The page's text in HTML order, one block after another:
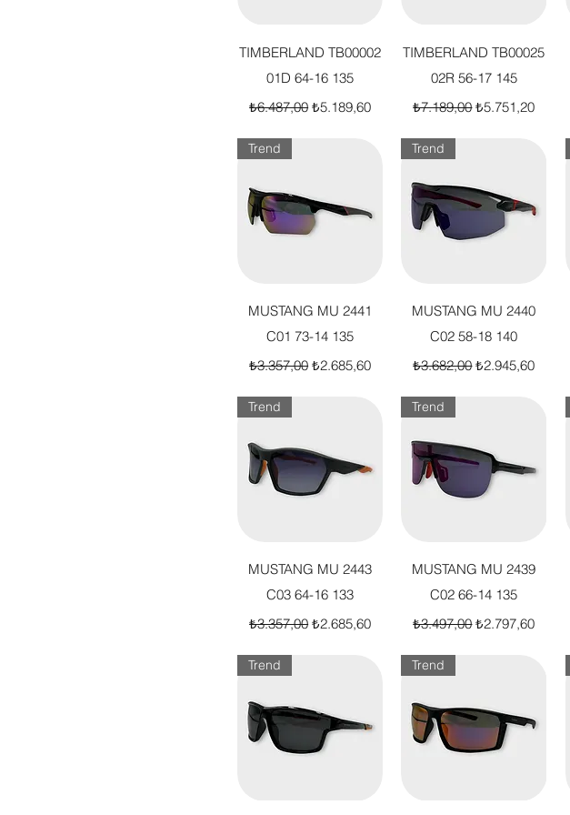
Hızlı Bakış
TIMBERLAND TB00002
01D 64-16 135
Normal Fiyat
₺6.487,00 İndirimli Fiyat
₺5.189,60
Hızlı Bakış
TIMBERLAND TB00025
02R 56-17 145
Normal Fiyat
₺7.189,00İndirimli Fiyat
₺5.751,20
Hızlı Bakış
Trend
MUSTANG MU 2441
C01 73-14 135
Normal Fiyat
₺3.357,00 İndirimli Fiyat
₺2.685,60
Hızlı Bakış
Trend
MUSTANG MU 2440
C02 58-18 140
Normal Fiyat
₺3.682,00İndirimli Fiyat
₺2.945,60
Hızlı Bakış
Trend
MUSTANG MU 2443
C03 64-16 133
Normal Fiyat
₺3.357,00 İndirimli Fiyat
₺2.685,60
Hızlı Bakış
Trend
MUSTANG MU 2439
C02 66-14 135
Normal Fiyat
₺3.497,00İndirimli Fiyat
₺2.797,60
Trend Trend